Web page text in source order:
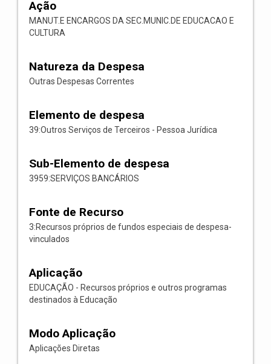
Ação
MANUT.E ENCARGOS DA SEC.MUNIC.DE EDUCACAO E
CULTURA
Natureza da Despesa
Outras Despesas Correntes
Elemento de despesa
39:Outros Serviços de Terceiros - Pessoa Jurídica
Sub-Elemento de despesa
3959:SERVIÇOS BANCÁRIOS
Fonte de Recurso
3:Recursos próprios de fundos especiais de despesa-
vinculados
Aplicação
EDUCAÇÃO - Recursos próprios e outros programas
destinados à Educação
Modo Aplicação
Aplicações Diretas